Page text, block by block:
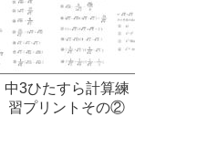
中3ひたすら計算練
習プリントその②